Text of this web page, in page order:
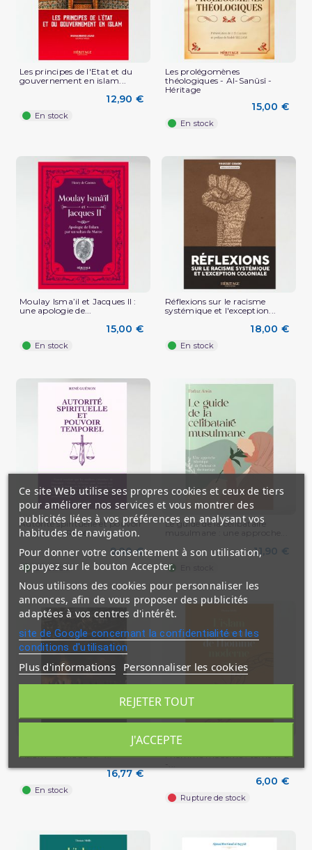
Les principes de l'Etat et du
gouvernement en islam...
12,90 €
En stock
Les prolégomènes
théologiques - Al-Sanûsî -
Héritage
15,00 €
En stock
Moulay Isma’il et Jacques II :
une apologie de...
15,00 €
En stock
Réflexions sur le racisme
systémique et l'exception...
18,00 €
En stock
Autorité spirituelle et pouvoir
temporel - René...
9,00 €
En stock
Le guide de la célibataire
11,90 €
Salah al-Dîn – Le Sultan de
l’Islam – Renaud K. –...
16,77 €
En stock
L'islam au secours de
l'homme moderne : tome n°2
6,00 €
Rupture de stock
Ce site Web utilise ses propres cookies et ceux de tiers
pour améliorer nos services et vous montrer des
publicités liées à vos préférences en analysant vos
habitudes de navigation.
Pour donner votre consentement à son utilisation,
appuyez sur le bouton Accepter.
Nous utilisons des cookies pour personnaliser les
annonces, afin de vous proposer des publicités
adaptées à vos centres d'intérêt.
site de Google concernant la confidentialité et les
conditions d'utilisation
Plus d'informations Personnaliser les cookies
REJETER TOUT
J'ACCEPTE